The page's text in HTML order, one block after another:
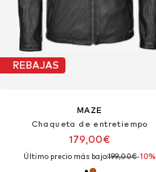
REBAJAS
MAZE
Chaqueta de entretiempo
179,00€
Último precio más bajo:199,00€-10%